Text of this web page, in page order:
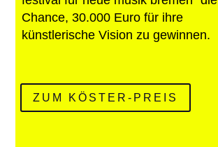
Chance, 30.000 Euro für ihre
künstlerische Vision zu gewinnen.
ZUM KÖSTER-PREIS